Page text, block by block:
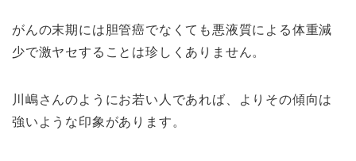
がんの末期には胆管癌でなくても悪液質による体重減
少で激ヤセすることは珍しくありません。
川嶋さんのようにお若い人であれば、よりその傾向は
強いような印象があります。